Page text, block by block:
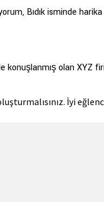
Bıdık isminde
olan XYZ
İyi